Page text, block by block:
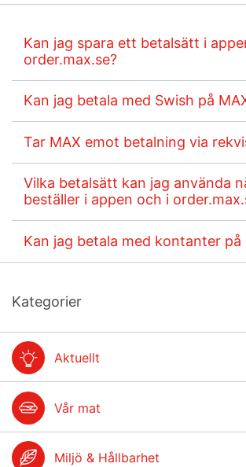
Kan jag spara ett betalsätt i
order.max.se?
Kan jag betala med Swish på
Tar MAX emot betalning via
Vilka betalsätt kan jag använda
beställer i appen och i
Kan jag betala med kontanter på
Kategorier
Aktuellt
Vår mat
Miljö & Hållbarhet